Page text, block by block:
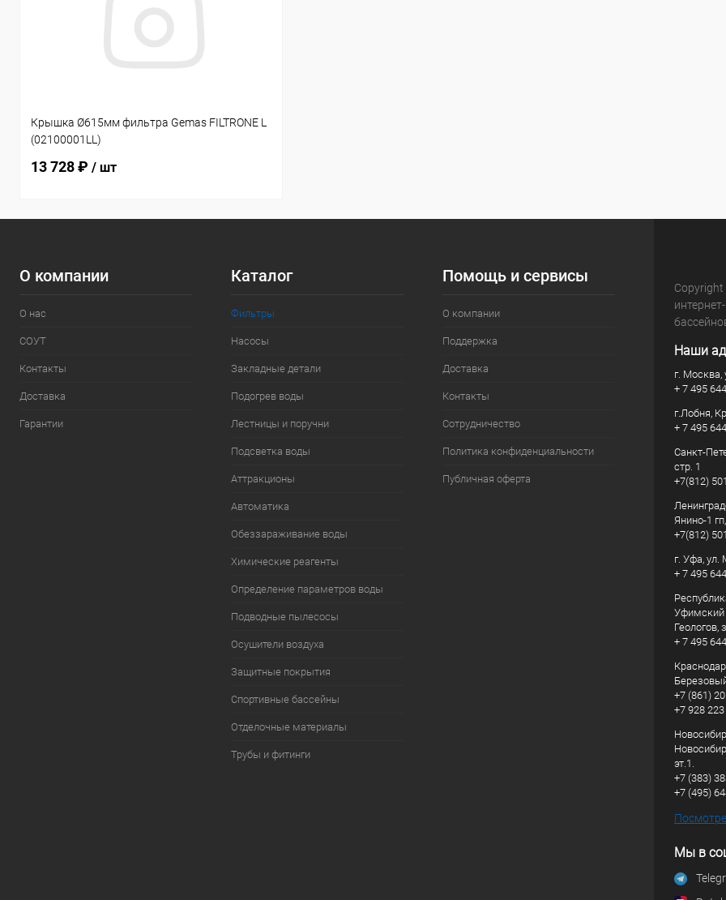
Крышка Ø615мм фильтра Gemas FILTRONE L
(02100001LL)
13 728 ₽ / шт
О компании
О нас
СОУТ
Контакты
Доставка
Гарантии
Каталог
Фильтры
Насосы
Закладные детали
Подогрев воды
Лестницы и поручни
Подсветка воды
Аттракционы
Автоматика
Обеззараживание воды
Химические реагенты
Определение параметров воды
Подводные пылесосы
Осушители воздуха
Защитные покрытия
Спортивные бассейны
Отделочные материалы
Трубы и фитинги
Помощь и сервисы
О компании
Поддержка
Доставка
Контакты
Сотрудничество
Политика конфиденциальности
Публичная оферта
Наши
г. Москва,
+ 7 495
г.Лобня,
+ 7 495
Санкт-
стр. 1
+7(812)
Янино-1
+7(812)
г. Уфа, ул.
+ 7 495
Уфимский
Геологов,
+ 7 495
+7 (861)
+7 928
эт.1.
+7 (383)
+7 (495)
Мы в